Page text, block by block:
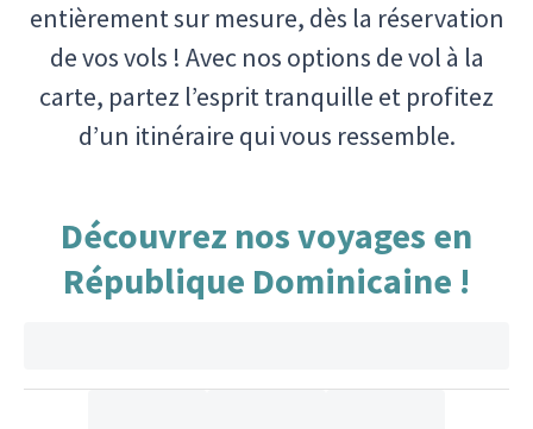
entièrement sur mesure, dès la réservation
de vos vols ! Avec nos options de vol à la
carte, partez l’esprit tranquille et profitez
d’un itinéraire qui vous ressemble.
Découvrez nos voyages en
République Dominicaine !